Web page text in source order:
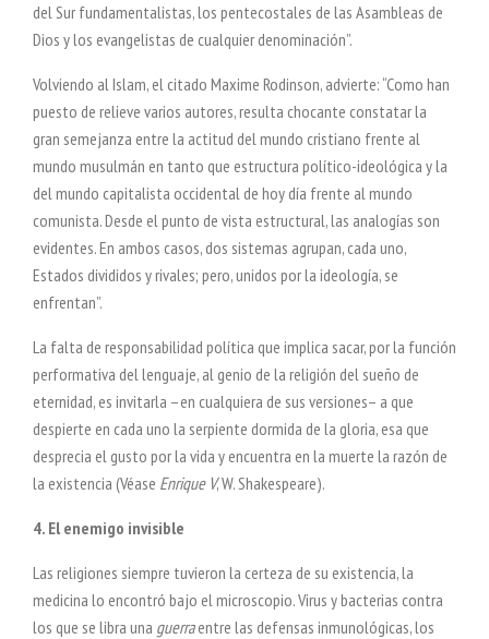
del Sur fundamentalistas, los pentecostales de las Asambleas de
Dios y los evangelistas de cualquier denominación”.
Volviendo al Islam, el citado Maxime Rodinson, advierte: “Como han
puesto de relieve varios autores, resulta chocante constatar la
gran semejanza entre la actitud del mundo cristiano frente al
mundo musulmán en tanto que estructura político-ideológica y la
del mundo capitalista occidental de hoy día frente al mundo
comunista. Desde el punto de vista estructural, las analogías son
evidentes. En ambos casos, dos sistemas agrupan, cada uno,
Estados divididos y rivales; pero, unidos por la ideología, se
enfrentan”.
La falta de responsabilidad política que implica sacar, por la función
performativa del lenguaje, al genio de la religión del sueño de
eternidad, es invitarla –en cualquiera de sus versiones– a que
despierte en cada uno la serpiente dormida de la gloria, esa que
desprecia el gusto por la vida y encuentra en la muerte la razón de
la existencia (Véase Enrique V, W. Shakespeare).
4. El enemigo invisible
Las religiones siempre tuvieron la certeza de su existencia, la
medicina lo encontró bajo el microscopio. Virus y bacterias contra
los que se libra una guerraentre las defensas inmunológicas, los